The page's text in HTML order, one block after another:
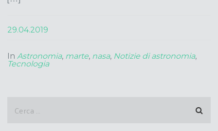
29.04.2019
In Astronomia, marte, nasa, Notizie di astronomia,
Tecnologia